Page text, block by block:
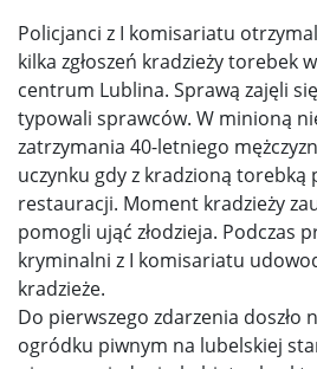
Policjanci z I komisariatu
kilka zgłoszeń kradzieży torebek
centrum Lublina. Sprawą zajęli
typowali sprawców. W minioną
zatrzymania 40-letniego
uczynku gdy z kradzioną torebką
restauracji. Moment kradzieży
pomogli ująć złodzieja. Podczas
kryminalni z I komisariatu
kradzieże.
Do pierwszego zdarzenia doszło
ogródku piwnym na lubelskiej